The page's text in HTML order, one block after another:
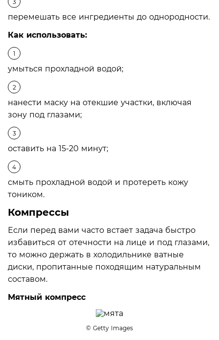
перемешать все ингредиенты до однородности.
Как использовать:
умыться прохладной водой;
нанести маску на отекшие участки, включая
зону под глазами;
оставить на 15-20 минут;
смыть прохладной водой и протереть кожу
тоником.
Компрессы
Если перед вами часто встает задача быстро
избавиться от отечности на лице и под глазами,
то можно держать в холодильнике ватные
диски, пропитанные походящим натуральным
составом.
Мятный компресс
© Getty Images